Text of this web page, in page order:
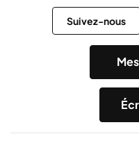
Suivez-nous